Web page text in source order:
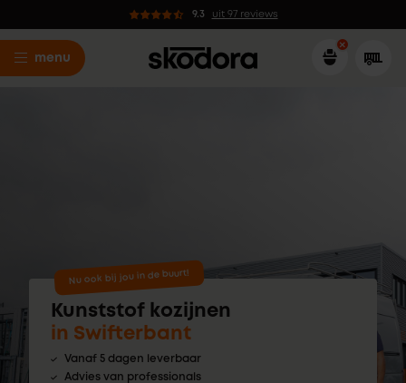
9.3 uit 97 reviews
menu
Nu ook bij jou in de buurt!
Kunststof kozijnen
in Swifterbant
Vanaf 5 dagen leverbaar
Advies van professionals